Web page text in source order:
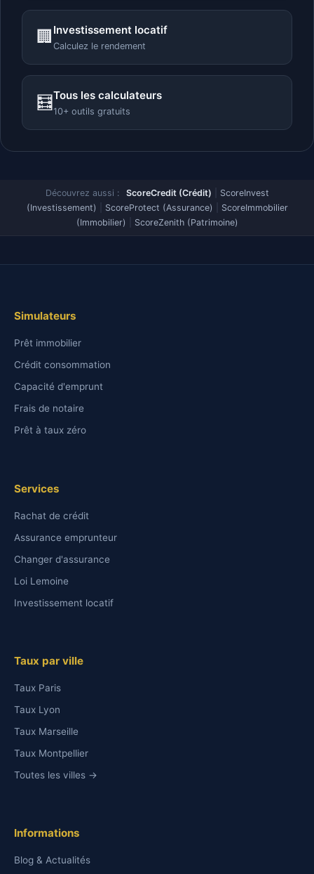
🏢 Investissement locatif
Calculez le rendement
🧮Tous les calculateurs
10+ outils gratuits
Découvrez aussi : ScoreCredit (Crédit)
ScoreInvest
(Investissement)
ScoreProtect (Assurance)
ScoreImmobilier
(Immobilier)
ScoreZenith (Patrimoine)
Simulateurs
Prêt immobilier
Crédit consommation
Capacité d'emprunt
Frais de notaire
Prêt à taux zéro
Services
Rachat de crédit
Assurance emprunteur
Changer d'assurance
Loi Lemoine
Investissement locatif
Taux par ville
Taux Paris
Taux Lyon
Taux Marseille
Taux Montpellier
Toutes les villes →
Informations
Blog & Actualités